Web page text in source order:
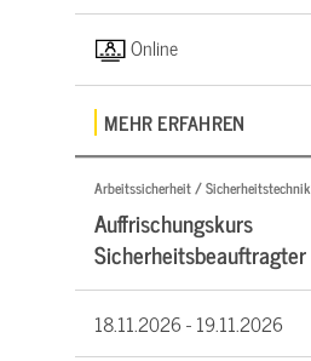
Online
MEHR ERFAHREN
Arbeitssicherheit / Sicherheitstechnik
Auffrischungskurs
Sicherheitsbeauftragter
18.11.2026 -19.11.2026